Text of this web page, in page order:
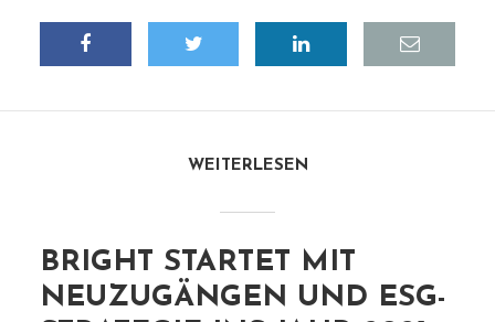
WEITERLESEN
BRIGHT STARTET MIT
NEUZUGÄNGEN UND ESG-